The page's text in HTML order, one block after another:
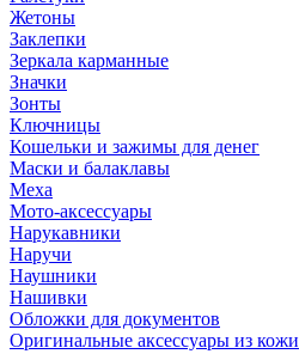
Жетоны
Заклепки
Зеркала карманные
Значки
Зонты
Ключницы
Кошельки и зажимы для денег
Маски и балаклавы
Меха
Мото-аксессуары
Нарукавники
Наручи
Наушники
Нашивки
Обложки для документов
Оригинальные аксессуары из кожи